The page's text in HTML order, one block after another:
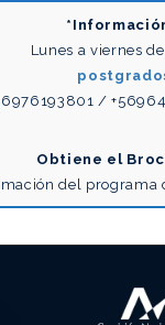
Lunes a viernes
/
Obtiene el
del programa